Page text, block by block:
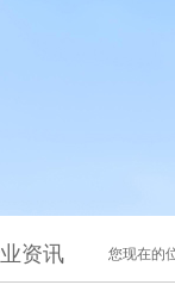
资讯 您现在的